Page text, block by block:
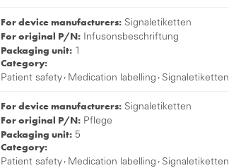
For device manufacturers: Signaletiketten
For original P/N: Infusonsbeschriftung
Packaging unit: 1
Category:
Patient safety , Medication labelling , Signaletiketten
For device manufacturers: Signaletiketten
For original P/N: Pflege
Packaging unit: 5
Category:
Patient safety , Medication labelling , Signaletiketten